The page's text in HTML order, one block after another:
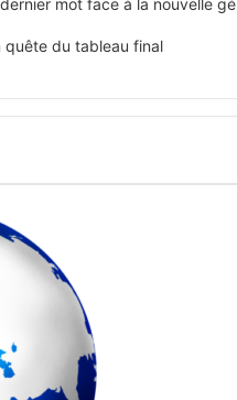
quête du tableau final